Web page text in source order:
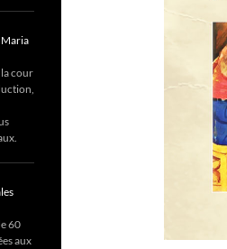
Maria
la cour
60
aux